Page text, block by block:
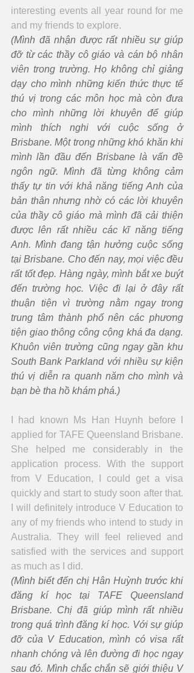
interesting events all year round for me
and my friends to explore.
(Mình đã nhận được rất nhiều sự giúp
đỡ từ các thầy cô giáo và cán bộ nhân
viên trong trường. Họ không chỉ giảng
dạy cho mình những kiến thức thực tế
thú vị trong các môn học mà còn đưa
cho mình những lời khuyên để giúp
mình thích nghi với cuộc sống ở
Brisbane. Một trong những khó khăn khi
mình lần đầu đến Brisbane là vấn đề
ngôn ngữ. Mình đã từng không cảm
thấy tự tin với khả năng tiếng Anh của
bản thân nhưng nhờ có các lời khuyên
của thầy cô giáo mà mình đã cải thiện
được lên rất nhiều các kĩ năng tiếng
Anh. Mình đang tận hưởng cuộc sống
tại Brisbane. Cho đến nay, mọi việc đều
rất tốt đẹp. Hàng ngày, mình bắt xe buýt
đến trường học. Việc đi lại ở đây rất
thuận tiện vì trường nằm ngay trong
trung tâm thành phố nên các phương
tiện giao thông công cộng khá đa dạng.
Khuôn viên trường cũng ngay gần khu
South Bank Parkland với nhiều sự kiện
thú vị diễn ra quanh năm cho mình và
bạn bè tha hồ khám phá.)
I had known Ms Han Huynh before I
applied for TAFE Queensland Brisbane.
She helped me considerably in the
application process. With the support
from V Education, I could get a visa
quickly and start to study soon after that.
I will definitely introduce V Education to
any of my friends who intend to study in
Australia. They will feel relieved and
satisfied with the services and support
as much as I did.
(Mình biết đến chị Hân Huỳnh trước khi
đăng kí học tại TAFE Queensland
Brisbane. Chị đã giúp mình rất nhiều
trong quá trình đăng kí học. Với sự giúp
đỡ của V Education, mình có visa rất
nhanh chóng và lên đường đi học ngay
sau đó. Mình chắc chắn sẽ giới thiệu V